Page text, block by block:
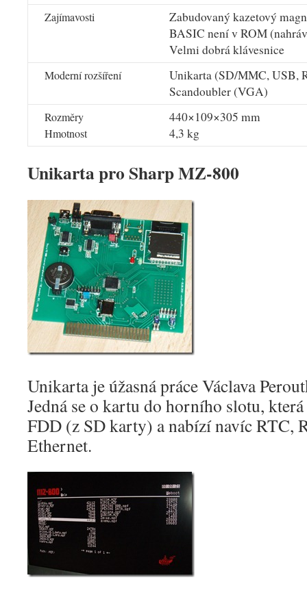
Zajímavosti
Zabudovaný kazetový
BASIC není v ROM
Velmi dobrá klávesnice
Moderní rozšíření
Unikarta (SD/MMC, USB,
Scandoubler (VGA)
Rozměry
Hmotnost
440×109×305 mm
4,3 kg
Unikarta pro Sharp MZ-800
Unikarta je úžasná práce Václava
Jedná se o kartu do horního slotu,
FDD (z SD karty) a nabízí navíc RTC,
Ethernet.